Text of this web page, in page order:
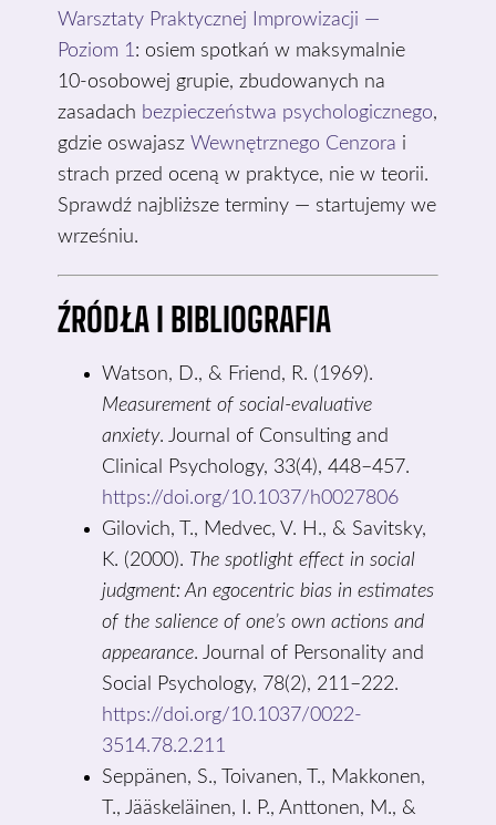
Warsztaty Praktycznej Improwizacji —
Poziom 1: osiem spotkań w maksymalnie
10-osobowej grupie, zbudowanych na
zasadach bezpieczeństwa psychologicznego,
gdzie oswajasz Wewnętrznego Cenzora i
strach przed oceną w praktyce, nie w teorii.
Sprawdź najbliższe terminy — startujemy we
wrześniu.
ŹRÓDŁA I BIBLIOGRAFIA
Watson, D., & Friend, R. (1969).
Measurement of social-evaluative
anxiety. Journal of Consulting and
Clinical Psychology, 33(4), 448–457.
https://doi.org/10.1037/h0027806
Gilovich, T., Medvec, V. H., & Savitsky,
K. (2000). The spotlight effect in social
judgment: An egocentric bias in estimates
of the salience of one’s own actions and
appearance. Journal of Personality and
Social Psychology, 78(2), 211–222.
https://doi.org/10.1037/0022-
3514.78.2.211
Seppänen, S., Toivanen, T., Makkonen,
T., Jääskeläinen, I. P., Anttonen, M., &